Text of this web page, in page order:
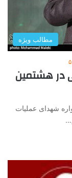
مطالب ویژه
در هشتمین
شهدای عملیات